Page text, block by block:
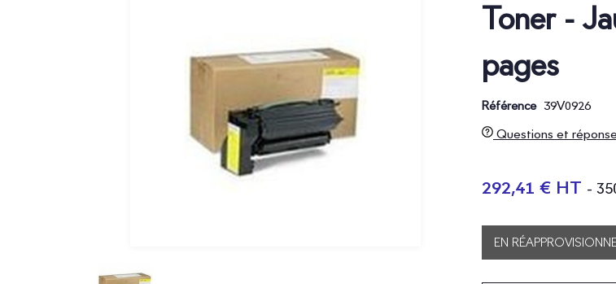
Toner -
pages
Référence 39V0926
Questions et
292,41 € HT -
EN